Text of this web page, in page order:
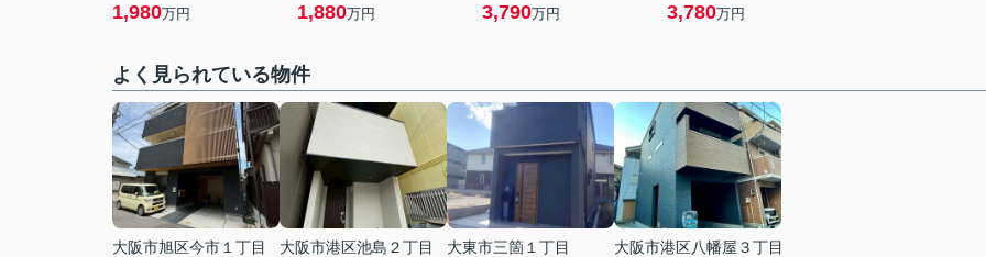
1,980万円 1,880万円 3,790万円 3,780万円
よく見られている物件
大阪市旭区今市１丁目
大阪市港区池島２丁目
大東市三箇１丁目
大阪市港区八幡屋３丁目